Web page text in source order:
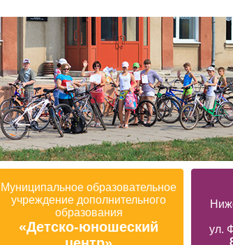
Муниципальное образовательное
учреждение дополнительного
образования
«Детско-юношеский
ул.